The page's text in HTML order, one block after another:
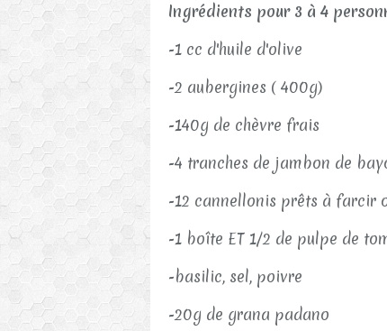
Ingrédients pour 3 à 4
-1 cc d'huile d'olive
-2 aubergines ( 400g)
-140g de chèvre frais
-4 tranches de jambon de
-12 cannellonis prêts à farcir
-1 boîte ET 1/2 de pulpe de
-basilic, sel, poivre
-20g de grana padano